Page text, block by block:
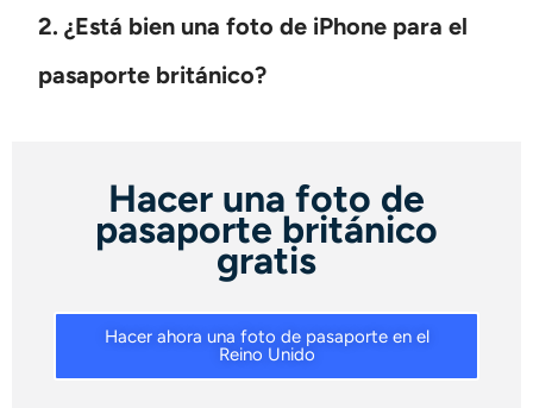
2. ¿Está bien una foto de iPhone para el
pasaporte británico?
Hacer una foto de
pasaporte británico
gratis
Hacer ahora una foto de pasaporte en el
Reino Unido